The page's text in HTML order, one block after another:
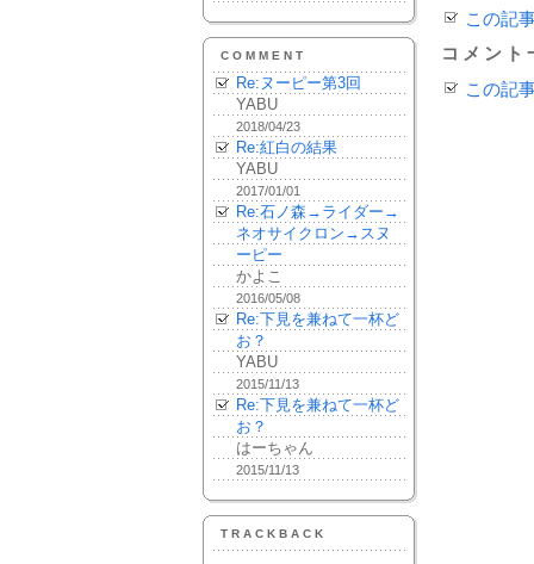
COMMENT
Re:ヌーピー第3回
YABU
2018/04/23
Re:紅白の結果
YABU
2017/01/01
Re:石ノ森→ライダー→
ネオサイクロン→スヌ
ーピー
かよこ
2016/05/08
Re:下見を兼ねて一杯ど
お？
YABU
2015/11/13
Re:下見を兼ねて一杯ど
お？
はーちゃん
2015/11/13
TRACKBACK
この記
コメント
この記